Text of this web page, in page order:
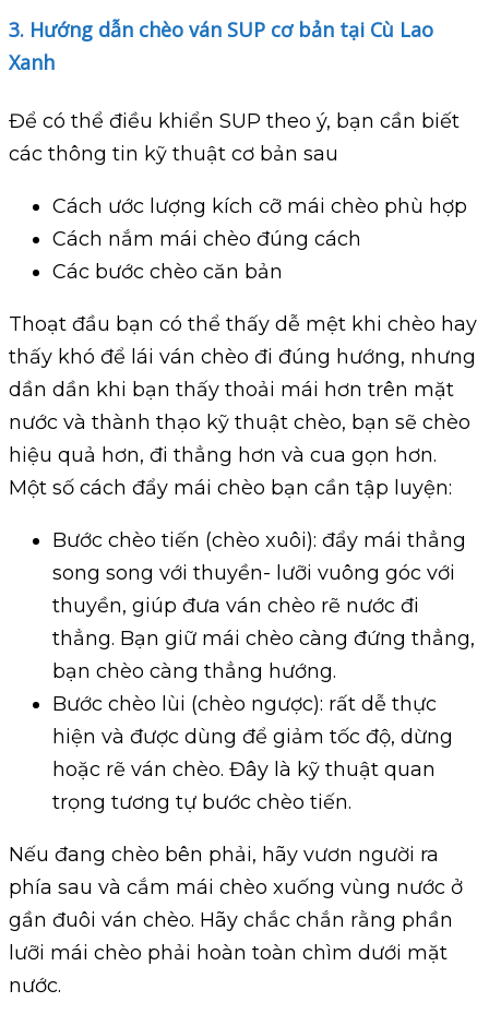
3. Hướng dẫn chèo ván SUP cơ bản tại Cù Lao
Xanh
Để có thể điều khiển SUP theo ý, bạn cần biết
các thông tin kỹ thuật cơ bản sau
Cách ước lượng kích cỡ mái chèo phù hợp
Cách nắm mái chèo đúng cách
Các bước chèo căn bản
Thoạt đầu bạn có thể thấy dễ mệt khi chèo hay
thấy khó để lái ván chèo đi đúng hướng, nhưng
dần dần khi bạn thấy thoải mái hơn trên mặt
nước và thành thạo kỹ thuật chèo, bạn sẽ chèo
hiệu quả hơn, đi thẳng hơn và cua gọn hơn.
Một số cách đẩy mái chèo bạn cần tập luyện:
Bước chèo tiến (chèo xuôi): đẩy mái thẳng
song song với thuyền- lưỡi vuông góc với
thuyền, giúp đưa ván chèo rẽ nước đi
thẳng. Bạn giữ mái chèo càng đứng thẳng,
bạn chèo càng thẳng hướng.
Bước chèo lùi (chèo ngược): rất dễ thực
hiện và được dùng để giảm tốc độ, dừng
hoặc rẽ ván chèo. Đây là kỹ thuật quan
trọng tương tự bước chèo tiến.
Nếu đang chèo bên phải, hãy vươn người ra
phía sau và cắm mái chèo xuống vùng nước ở
gần đuôi ván chèo. Hãy chắc chắn rằng phần
lưỡi mái chèo phải hoàn toàn chìm dưới mặt
nước.